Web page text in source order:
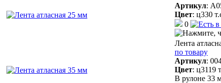
Артикул:
Цвет: ц330
0
Лента
по товару
Артикул:
Цвет: ц3119
В рулоне 33